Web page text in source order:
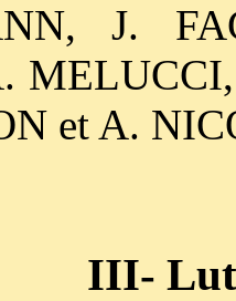
J.
et A.
III-